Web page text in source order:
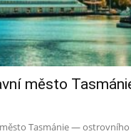
město
Tasmánie —